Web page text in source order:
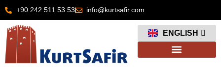
+90 242 511 53 53 info@kurtsafir.com
ENGLISH
FRANÇAIS
العربية